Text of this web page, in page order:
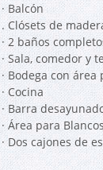
· Balcón
. Clósets de
· 2 baños
· Sala, comedor y
· Bodega con
· Cocina
· Barra
· Área para Blancos
· Dos cajones de